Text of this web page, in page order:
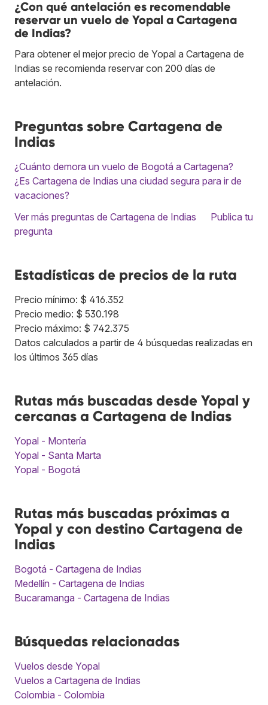
¿Con qué antelación es recomendable
reservar un vuelo de Yopal a Cartagena
de Indias?
Para obtener el mejor precio de Yopal a Cartagena de
Indias se recomienda reservar con 200 días de
antelación.
Preguntas sobre Cartagena de
Indias
¿Cuánto demora un vuelo de Bogotá a Cartagena?
¿Es Cartagena de Indias una ciudad segura para ir de
vacaciones?
Ver más preguntas de Cartagena de Indias
Publica tu
pregunta
Estadísticas de precios de la ruta
Precio mínimo: $ 416.352
Precio medio: $ 530.198
Precio máximo: $ 742.375
Datos calculados a partir de 4 búsquedas realizadas en
los últimos 365 días
Rutas más buscadas desde Yopal y
cercanas a Cartagena de Indias
Yopal - Montería
Yopal - Santa Marta
Yopal - Bogotá
Rutas más buscadas próximas a
Yopal y con destino Cartagena de
Indias
Bogotá - Cartagena de Indias
Medellín - Cartagena de Indias
Bucaramanga - Cartagena de Indias
Búsquedas relacionadas
Vuelos desde Yopal
Vuelos a Cartagena de Indias
Colombia - Colombia